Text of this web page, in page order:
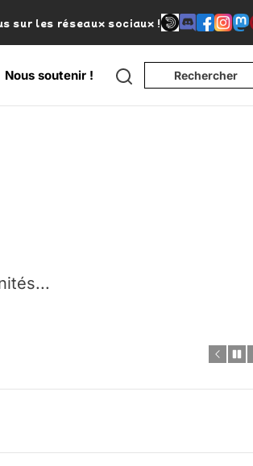
sur les réseaux sociaux !
Nous soutenir ! Search Rechercher